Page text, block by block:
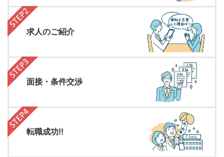
求人のご紹介
面接・条件交渉
転職成功!!